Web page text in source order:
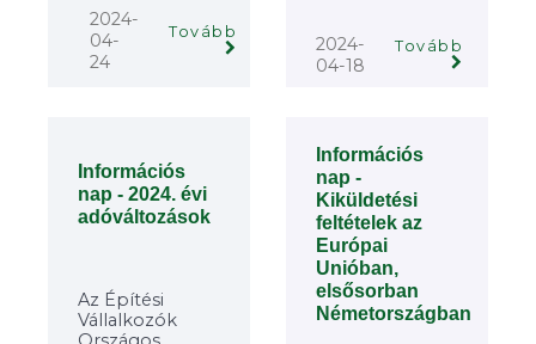
2024-
04-
24
Tovább
2024-
04-18
Tovább
Információs
nap - 2024. évi
adóváltozások
Az Építési
Vállalkozók
Információs
nap -
Kiküldetési
feltételek az
Európai
Unióban,
elsősorban
Németországban